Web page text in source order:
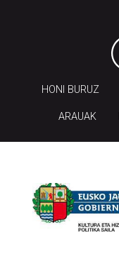
HONI BURUZ
ARAUAK